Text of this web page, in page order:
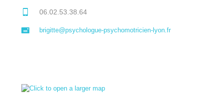
06.02.53.38.64
brigitte@psychologue-psychomotricien-lyon.fr